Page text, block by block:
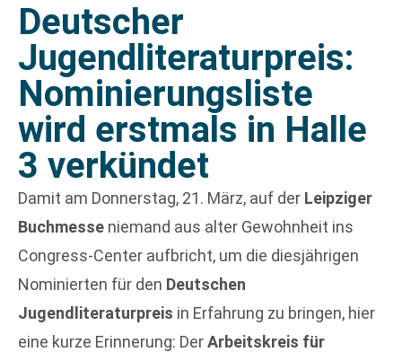
Deutscher
Jugendliteraturpreis:
Nominierungsliste
wird erstmals in Halle
3 verkündet
Damit am Donnerstag, 21. März, auf der Leipziger
Buchmesse niemand aus alter Gewohnheit ins
Congress-Center aufbricht, um die diesjährigen
Nominierten für den Deutschen
Jugendliteraturpreis in Erfahrung zu bringen, hier
eine kurze Erinnerung: DerArbeitskreis für